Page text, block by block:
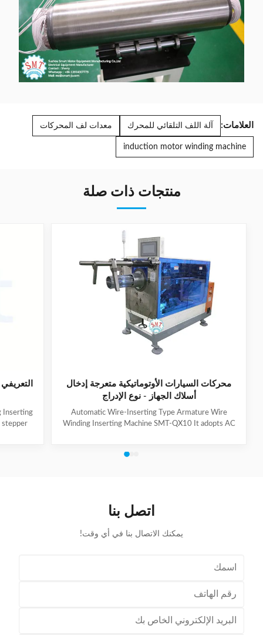
العلامات: آلة اللف التلقائي للمحرك معدات لف المحركات
induction motor winding machine
منتجات ذات صلة
محركات السيارات الأوتوماتيكية متعرجة إدخال
أسلاك الجهاز - نوع الإدراج
Automatic Wire-Inserting Type Armature Wire
Winding Inserting Machine SMT-QX10 It adopts AC
system. It can achieve wedge length setting, feeding,
machine control interface, it has the
Inserting
stepper
اتصل بنا
يمكنك الاتصال بنا في أي وقت!